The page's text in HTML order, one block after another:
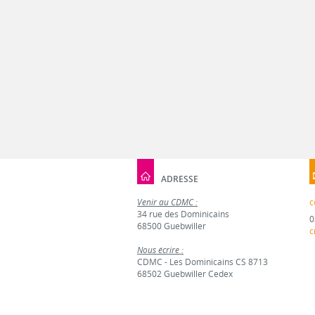
ADRESSE
Venir au CDMC :
34 rue des Dominicains
68500 Guebwiller
Nous écrire :
CDMC - Les Dominicains CS 8713
68502 Guebwiller Cedex